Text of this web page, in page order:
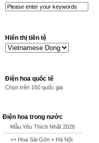
Hiển thị tiền tệ
Điện hoa quốc tế
Chọn trên 150 quốc gia
Điện hoa trong nước
Mẫu Yêu Thích Nhất 2026
++ Hoa Sài Gòn + Hà Nội